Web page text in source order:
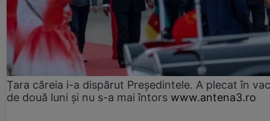
Țara căreia i-a dispărut Președintele. A plecat în
de două luni și nu s-a mai întors www.antena3.ro